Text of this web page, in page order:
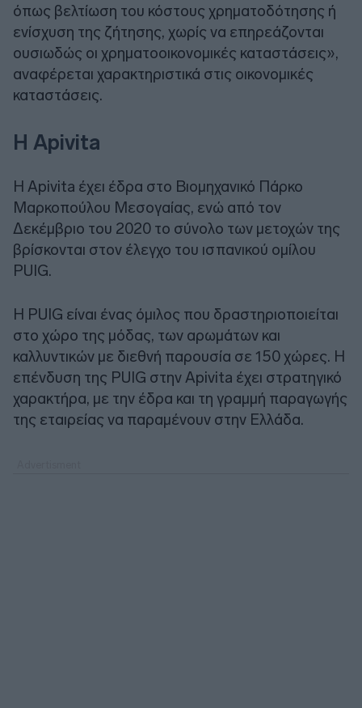
όπως βελτίωση του κόστους χρηματοδότησης ή
ενίσχυση της ζήτησης, χωρίς να επηρεάζονται
ουσιωδώς οι χρηματοοικονομικές καταστάσεις»,
αναφέρεται χαρακτηριστικά στις οικονομικές
καταστάσεις.
Η Apivita
Η Apivita έχει έδρα στο Βιομηχανικό Πάρκο
Μαρκοπούλου Μεσογαίας, ενώ από τον
Δεκέμβριο του 2020 το σύνολο των μετοχών της
βρίσκονται στον έλεγχο του ισπανικού ομίλου
PUIG.
Η PUIG είναι ένας όμιλος που δραστηριοποιείται
στο χώρο της μόδας, των αρωμάτων και
καλλυντικών με διεθνή παρουσία σε 150 χώρες. Η
επένδυση της PUIG στην Apivita έχει στρατηγικό
χαρακτήρα, με την έδρα και τη γραμμή παραγωγής
της εταιρείας να παραμένουν στην Ελλάδα.